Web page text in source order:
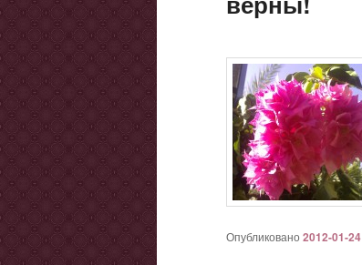
Опубликовано 2012-01-24